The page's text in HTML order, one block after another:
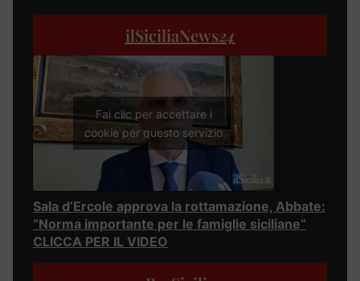
ilSiciliaNews24
Fai clic per accettare i
cookie per questo servizio
Sala d’Ercole approva la rottamazione, Abbate:
“Norma importante per le famiglie siciliane”
CLICCA PER IL VIDEO